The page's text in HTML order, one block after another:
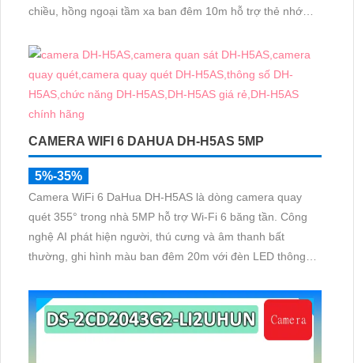
chiều, hồng ngoại tầm xa ban đêm 10m hỗ trợ thẻ nhớ
DMSS
CAMERA WIFI 6 DAHUA DH-H5AS 5MP
5%-35%
Camera WiFi 6 DaHua DH-H5AS là dòng camera quay
quét 355° trong nhà 5MP hỗ trợ Wi-Fi 6 băng tần. Công
nghệ AI phát hiện người, thú cưng và âm thanh bất
thường, ghi hình màu ban đêm 20m với đèn LED thông
ứng dụng DMSS,